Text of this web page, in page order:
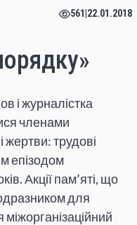
561 22.01.2018
і журналістка
членами
жертви: трудові
епізодом
Акції пам’яті, що
для